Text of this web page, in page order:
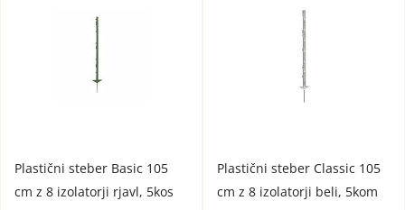
Plastični steber Basic 105
cm z 8 izolatorji rjavl, 5kos
Plastični steber Classic 105
cm z 8 izolatorji beli, 5kom